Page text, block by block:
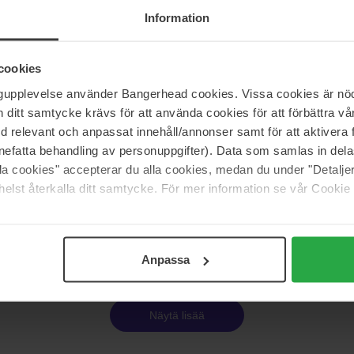
Information
använder Bangerhead cookies. Vissa cookies är
ditt samtycke krävs för att använda cookies för att förbättra
relevant och anpassat innehåll/annonser samt för att aktivera
behandling av personuppgifter). Data som samlas in
cookies" accepterar du alla cookies, medan du under
återkalla ditt samtycke. För mer information se vår
Anpassa
Hazy Matte Lipstick
31 €
Joli Rouge Velvet Lipstick
Filler
43 €
Juicy Tubes Original Ultra-Shiny
15 ml
Normaali hinta 23 €
Näytä lisää